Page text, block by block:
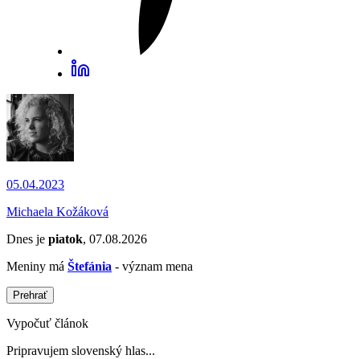
05.04.2023
Michaela Kožáková
Dnes je piatok, 07.08.2026
Meniny má Štefánia - význam mena
Prehrať
Vypočuť článok
Pripravujem slovenský hlas...